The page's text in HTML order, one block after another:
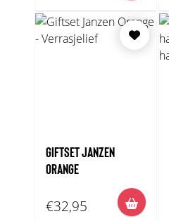
GIFTSET JANZEN
ORANGE
€32,95